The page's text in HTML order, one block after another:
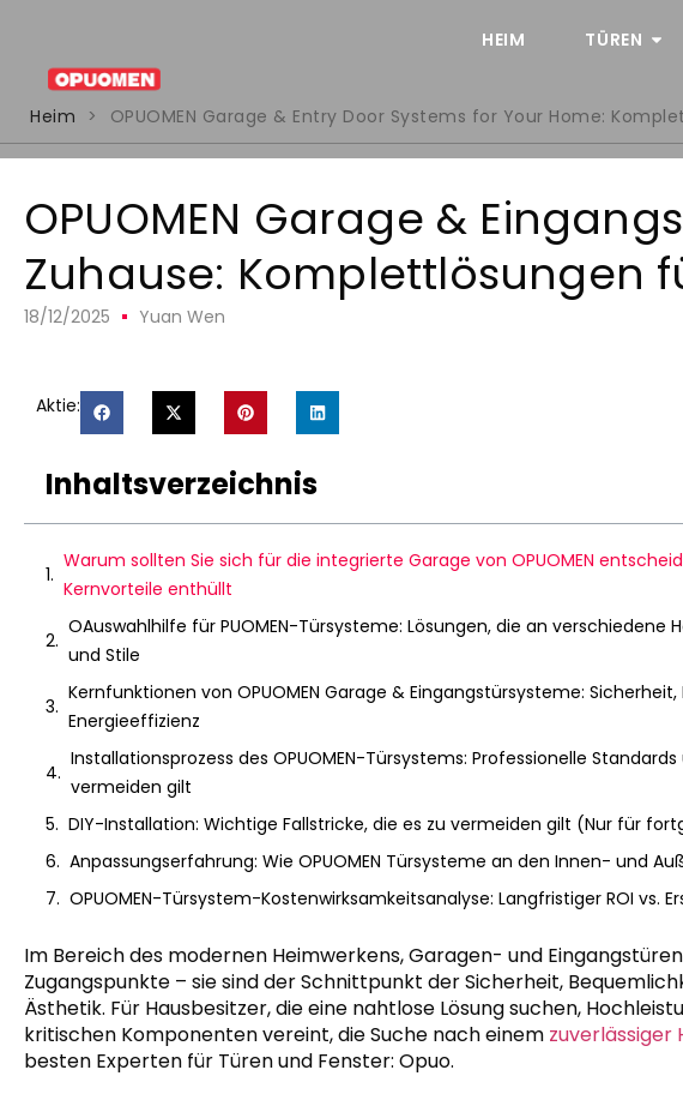
HEIM TÜREN
Heim
> OPUOMEN Garage & Entry Door Systems for Your Home:
OPUOMEN Garage &
Zuhause: Komplettlösungen
18/12/2025 Yuan Wen
Aktie:
Inhaltsverzeichnis
Warum sollten Sie sich für die integrierte Garage von OPUOMEN
Kernvorteile enthüllt
OAuswahlhilfe für PUOMEN-Türsysteme: Lösungen, die an verschiedene
und Stile
Kernfunktionen von OPUOMEN Garage & Eingangstürsysteme:
Energieeffizienz
Installationsprozess des OPUOMEN-Türsystems: Professionelle
vermeiden gilt
DIY-Installation: Wichtige Fallstricke, die es zu vermeiden gilt (Nur für
Anpassungserfahrung: Wie OPUOMEN Türsysteme an den Innen- und
OPUOMEN-Türsystem-Kostenwirksamkeitsanalyse: Langfristiger ROI vs.
Im Bereich des modernen Heimwerkens, Garagen- und
Zugangspunkte – sie sind der Schnittpunkt der Sicherheit,
Ästhetik. Für Hausbesitzer, die eine nahtlose Lösung suchen,
kritischen Komponenten vereint, die Suche nach einem zuverlässiger
besten Experten für Türen und Fenster: Opuo.